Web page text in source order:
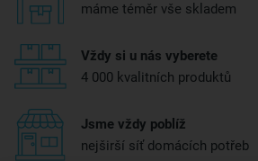
máme téměr vše skladem
Vždy si u nás vyberete
4 000 kvalitních produktů
Jsme vždy poblíž
nejširší síť domácích potřeb